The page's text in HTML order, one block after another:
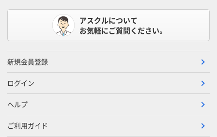
アスクルについて
お気軽にご質問ください。
新規会員登録
ログイン
ヘルプ
ご利用ガイド